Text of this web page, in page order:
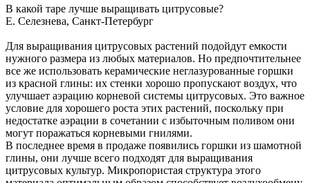
В какой таре лучше выращивать цитрусовые?
Е. Селезнева, Санкт-Петербург
Для выращивания цитрусовых растений подойдут емкости
нужного размера из любых материалов. Но предпочтительнее
все же использовать керамические неглазурованные горшки
из красной глины: их стенки хорошо пропускают воздух, что
улучшает аэрацию корневой системы цитрусовых. Это важное
условие для хорошего роста этих растений, поскольку при
недостатке аэрации в сочетании с избыточным поливом они
могут поражаться корневыми гнилями.
В последнее время в продаже появились горшки из шамотной
глины, они лучше всего подходят для выращивания
цитрусовых культур. Микропористая структура этого